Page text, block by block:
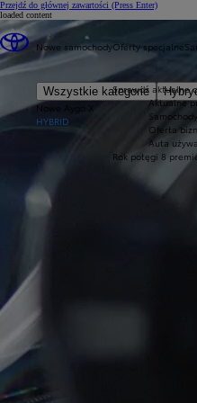
Przejdź do głównej zawartości (Press Enter)
Nowe samochody
Wszystkie kategorie
Nowe Aygo X
HYBRID
Oferty specjalne
Sprawdź aktualne
Aktualne
Oferta
Auta
Rok potęgi 8
loaded content